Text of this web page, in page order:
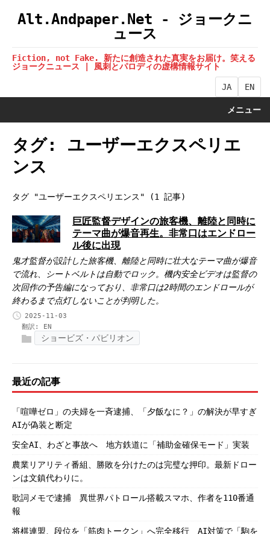
Alt.Andpaper.Net - ジョークニ
ュース
Fiction, not Fake. 新たに創造された真実をお届け。笑える
ジョークニュース | 風刺とパロディの虚構情報サイト
JA EN
メニュー
タグ: ユーザーエクスペリエ
ンス
タグ "ユーザーエクスペリエンス" (1 記事)
巨匠監督デザインの旅客機、離陸と同時に
テーマ曲が爆音再生。非常口はエンドロー
ル後に出現
鬼才監督が設計した旅客機、離陸と同時に壮大なテーマ曲が爆音
で流れ、シートベルトは自動でロック。機内安全ビデオは監督の
次回作の予告編になっており、非常口は2時間のエンドロールが
終わるまで点灯しないことが判明した。
2025-11-03
翻訳: EN
ショービズ・パビリオン
最近の記事
「喧嘩ゼロ」の夫婦を一斉逮捕、「夕飯なに？」の解決が早すぎ
AIが偽装と断定
安全AI、わざと事故へ 地方鉄道に「補助金確保モード」実装
農業リアリティ番組、勝敗を分けたのは完璧な押印。最新ドロー
ンは文鎮代わりに。
歌詞メモで逮捕 異世界パトロール搭載スマホ、作者を110番通
報
将棋連盟、段位を「筋肉トークン」へ完全移行 AI対策で「駒を